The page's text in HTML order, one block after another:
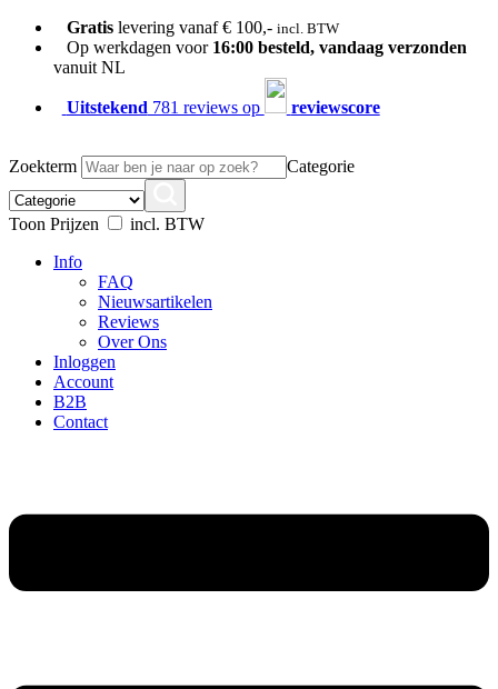
Gratislevering vanaf € 100,- incl. BTW
Op werkdagen voor 16:00 besteld, vandaag verzonden
vanuit NL
Uitstekend 781 reviews op reviewscore
Zoekterm Categorie
Toon Prijzen
incl. BTW
Info
FAQ
Nieuwsartikelen
Reviews
Over Ons
Inloggen
Account
B2B
Contact